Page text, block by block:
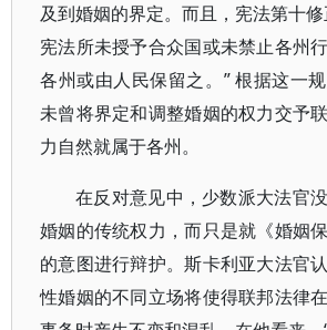
及到婚姻的界定。而且，宪法第十
宪法所未授予合众国或未禁止各州
各州或由人民保留之。” 根据这一
未曾将界定和调整婚姻的权力交予
力自然就属于各州。
在反对意见中，少数派大法官
婚姻的传统权力，而只是就《婚姻
的意图进行辩护。斯卡利亚大法官
性婚姻的不同立场将使得联邦法律